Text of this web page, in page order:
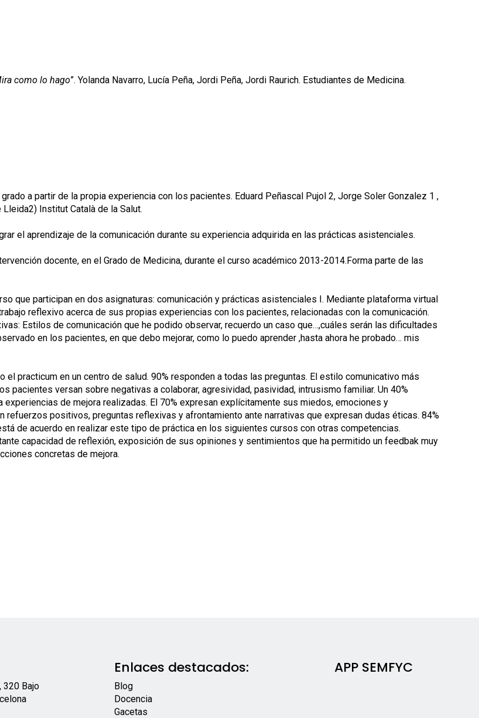
como lo hago”. Yolanda Navarro, Lucía Peña, Jordi Peña, Jordi Raurich. Estudiantes de Medicina.
a partir de la propia experiencia con los pacientes. Eduard Peñascal Pujol 2, Jorge Soler Gonzalez 1 ,
Institut Català de la Salut.
el aprendizaje de la comunicación durante su experiencia adquirida en las prácticas asistenciales.
docente, en el Grado de Medicina, durante el curso académico 2013-2014.Forma parte de las
que participan en dos asignaturas: comunicación y prácticas asistenciales I. Mediante plataforma virtual
reflexivo acerca de sus propias experiencias con los pacientes, relacionadas con la comunicación.
Estilos de comunicación que he podido observar, recuerdo un caso que…,cuáles serán las dificultades
en los pacientes, en que debo mejorar, como lo puedo aprender ,hasta ahora he probado… mis
el practicum en un centro de salud. 90% responden a todas las preguntas. El estilo comunicativo más
versan sobre negativas a colaborar, agresividad, pasividad, intrusismo familiar. Un 40%
de mejora realizadas. El 70% expresan explícitamente sus miedos, emociones y
positivos, preguntas reflexivas y afrontamiento ante narrativas que expresan dudas éticas. 84%
de acuerdo en realizar este tipo de práctica en los siguientes cursos con otras competencias.
capacidad de reflexión, exposición de sus opiniones y sentimientos que ha permitido un feedbak muy
concretas de mejora.
320 Bajo
Enlaces destacados:
Blog
Docencia
Gacetas
APP SEMFYC